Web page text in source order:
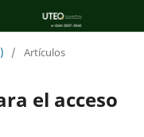
/ Artículos
el acceso